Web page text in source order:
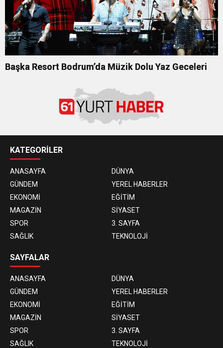
Başka Resort Bodrum’da Müzik Dolu Yaz Geceleri
KATEGORİLER
ANASAYFA
DÜNYA
GÜNDEM
YEREL HABERLER
EKONOMİ
EĞİTİM
MAGAZİN
SİYASET
SPOR
3. SAYFA
SAĞLIK
TEKNOLOJİ
SAYFALAR
ANASAYFA
DÜNYA
GÜNDEM
YEREL HABERLER
EKONOMİ
EĞİTİM
MAGAZİN
SİYASET
SPOR
3. SAYFA
SAĞLIK
TEKNOLOJİ